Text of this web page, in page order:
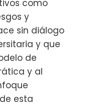
como
y
sin diálogo
y que
de
y al
esta